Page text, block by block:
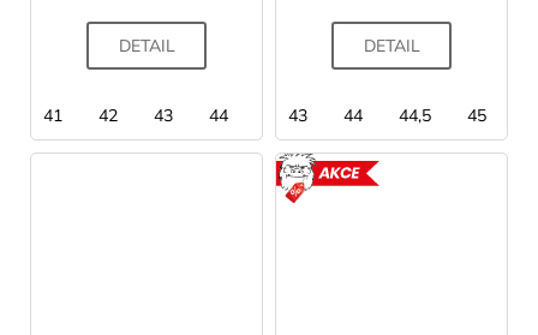
DETAIL
41 42 43 44
DETAIL
43 44 44,5 45